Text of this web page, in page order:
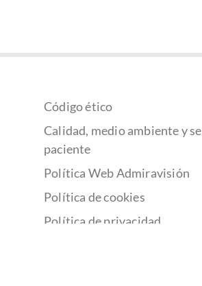
Código ético
Calidad, medio ambiente y
paciente
Política Web Admiravisión
Política de cookies
Política de privacidad